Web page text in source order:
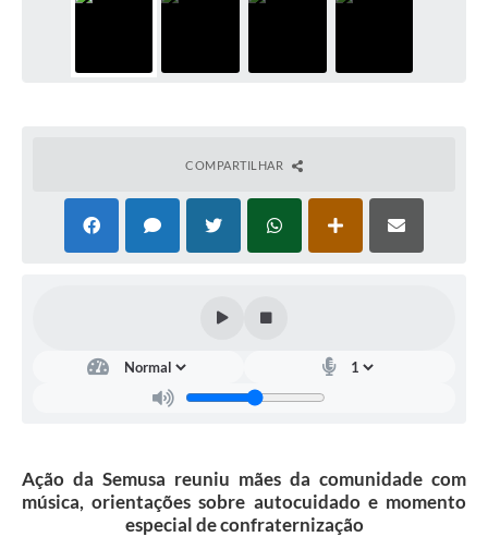
COMPARTILHAR
Ação da Semusa reuniu mães da comunidade com
música, orientações sobre autocuidado e momento
especial de confraternização